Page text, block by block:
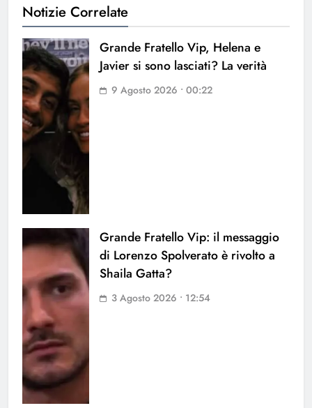
Notizie Correlate
Grande Fratello Vip, Helena e
Javier si sono lasciati? La verità
9 Agosto 2026 • 00:22
Grande Fratello Vip: il messaggio
di Lorenzo Spolverato è rivolto a
Shaila Gatta?
3 Agosto 2026 • 12:54